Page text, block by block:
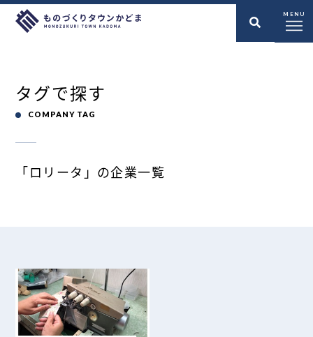
MENU
タグで探す
COMPANY TAG
「ロリータ」の企業一覧